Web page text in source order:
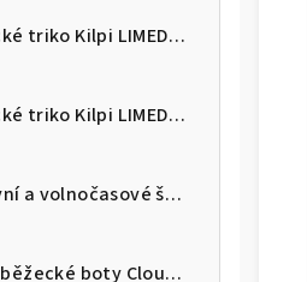
Dámské technické triko Kilpi LIMED-W
Dámské technické triko Kilpi LIMED-W
Dámské sportovní a volnočasové šaty Kilpi KIMBERLEY-W
Dámské silniční běžecké boty Cloudswift 4